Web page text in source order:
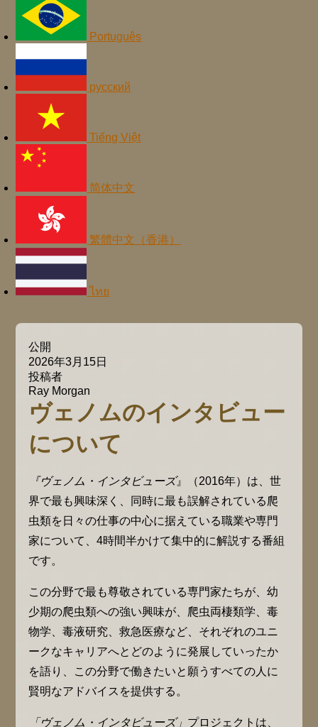
Português
русский
Tiếng Việt
简体中文
繁體中文（香港）
ไทย
公開
2026年3月15日
投稿者
Ray Morgan
ヴェノムのインタビュー
について
『ヴェノム・インタビューズ』（2016年）は、世
界で最も興味深く、同時に最も誤解されている爬
虫類を日々の仕事の中心に据えている職業や専門
家について、4時間半かけて集中的に解説する番組
です。
この分野で最も尊敬されている専門家たちが、幼
少期の爬虫類への強い興味が、爬虫両棲類学、毒
物学、毒液研究、救急医療など、それぞれのユニ
ークなキャリアへとどのように発展していったか
を語り、この分野で働きたいと願うすべての人に
賢明なアドバイスを提供する。
「ヴェノム・インタビューズ」 プロジェクトは、